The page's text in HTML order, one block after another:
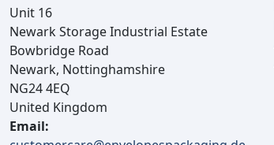
Unit 16
Newark Storage Industrial Estate
Bowbridge Road
Newark, Nottinghamshire
NG24 4EQ
United Kingdom
Email: